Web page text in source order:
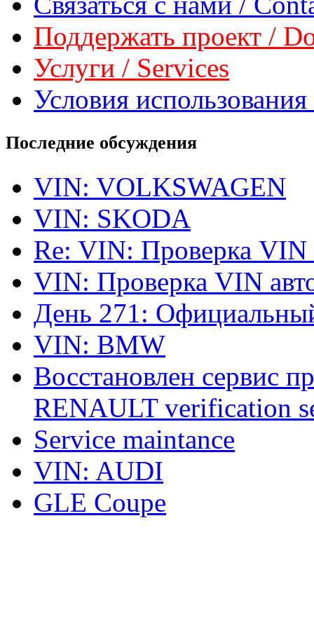
Поддержать проект /
Услуги / Services
Условия
Последние обсуждения
VIN: VOLKSWAGEN
VIN: SKODA
Re: VIN: Проверка VIN
VIN: Проверка VIN
День 271:
VIN: BMW
Восстановлен сервис
RENAULT verification
Service maintance
VIN: AUDI
GLE Coupe